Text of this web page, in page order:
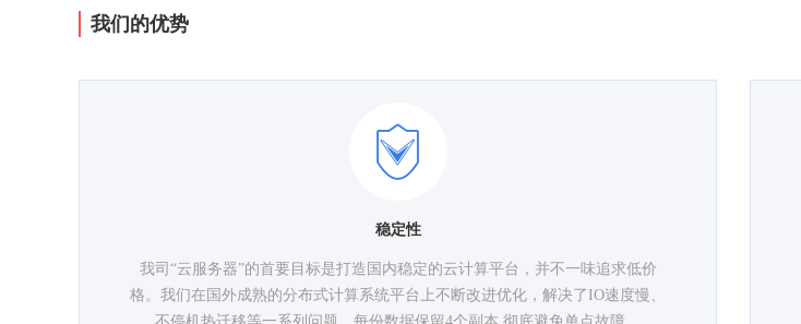
我们的优势
稳定性
我司“云服务器”的首要目标是打造国内稳定的云计算平台，并不一味追求低价
格。我们在国外成熟的分布式计算系统平台上不断改进优化，解决了IO速度慢、